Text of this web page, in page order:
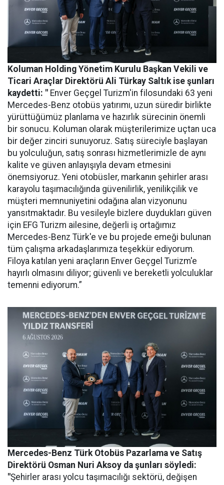
Koluman Holding Yönetim Kurulu Başkan Vekili ve
Ticari Araçlar Direktörü Ali Türkay Saltık ise şunları
kaydetti: " Enver Geçgel Turizm'in filosundaki 63 yeni
Mercedes-Benz otobüs yatırımı, uzun süredir birlikte
yürüttüğümüz planlama ve hazırlık sürecinin önemli
bir sonucu. Koluman olarak müşterilerimize uçtan uca
bir değer zinciri sunuyoruz. Satış süreciyle başlayan
bu yolculuğun, satış sonrası hizmetlerimizle de aynı
kalite ve güven anlayışıyla devam etmesini
önemsiyoruz. Yeni otobüsler, markanın şehirler arası
karayolu taşımacılığında güvenilirlik, yenilikçilik ve
müşteri memnuniyetini odağına alan vizyonunu
yansıtmaktadır. Bu vesileyle bizlere duydukları güven
için EFG Turizm ailesine, değerli iş ortağımız
Mercedes-Benz Türk'e ve bu projede emeği bulunan
tüm çalışma arkadaşlarımıza teşekkür ediyorum.
Filoya katılan yeni araçların Enver Geçgel Turizm'e
hayırlı olmasını diliyor; güvenli ve bereketli yolculuklar
temenni ediyorum.”
Mercedes-Benz Türk Otobüs Pazarlama ve Satış
Direktörü Osman Nuri Aksoy da şunları söyledi:
"Şehirler arası yolcu taşımacılığı sektörü, değişen